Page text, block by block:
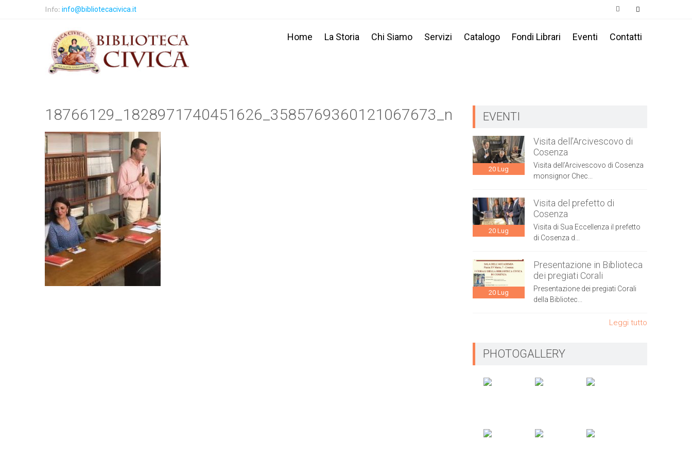
Info: info@bibliotecacivica.it
Home La Storia Chi Siamo Servizi Catalogo Fondi Librari Eventi Contatti
18766129_1828971740451626_3585769360121067673_n EVENTI
20 Lug
Visita dell’Arcivescovo di
Cosenza
Visita dell’Arcivescovo di Cosenza
monsignor Chec...
20 Lug
Visita del prefetto di
Cosenza
Visita di Sua Eccellenza il prefetto
di Cosenza d...
20 Lug
Presentazione in Biblioteca
dei pregiati Corali
Presentazione dei pregiati Corali
della Bibliotec...
Leggi tutto
PHOTOGALLERY